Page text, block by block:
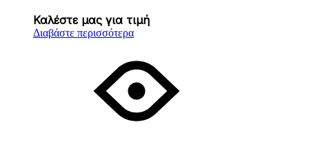
Καλέστε μας για τιμή
Διαβάστε περισσότερα